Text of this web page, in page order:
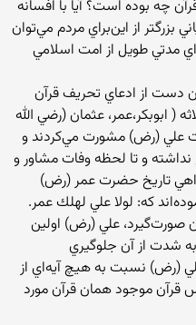
چه‌ بوده‌ است‌؟ آيا با افسانه‌
بزرگتر از اين‌براي‌ مردم‌ مي‌توان‌
مدتي‌ طويل‌ از امت‌ اسلامي‌
از ادعاي‌ تحريف‌ قرآن‌
( ابوبكر،عمر، عثمان‌ (رضي‌ الله
علي‌ (رض‌) مشورت‌ مي‌كردند و
نداشته‌ و تا لحظه‌ وفات‌ مشاور و
گواهي‌ تاريخ‌ حضرت‌ عمر (رض‌)
كه‌: لولا علي‌ لهلك‌ عمر.
صورت‌گيرد، علي‌ (رض‌) اولين‌
شدت‌ از آن‌ جلوگيري‌
(رض‌) نسبت‌ به‌ هيچ‌ آيه‌اي‌ از
قرآن‌ موجود همان‌ قرآن‌ مورد